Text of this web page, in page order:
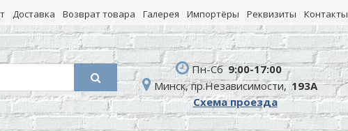
Доставка Возврат товара Галерея Импортёры Реквизиты Контакты
Пн-Сб 9:00-17:00
Минск, пр.Независимости, 193А
Схема проезда